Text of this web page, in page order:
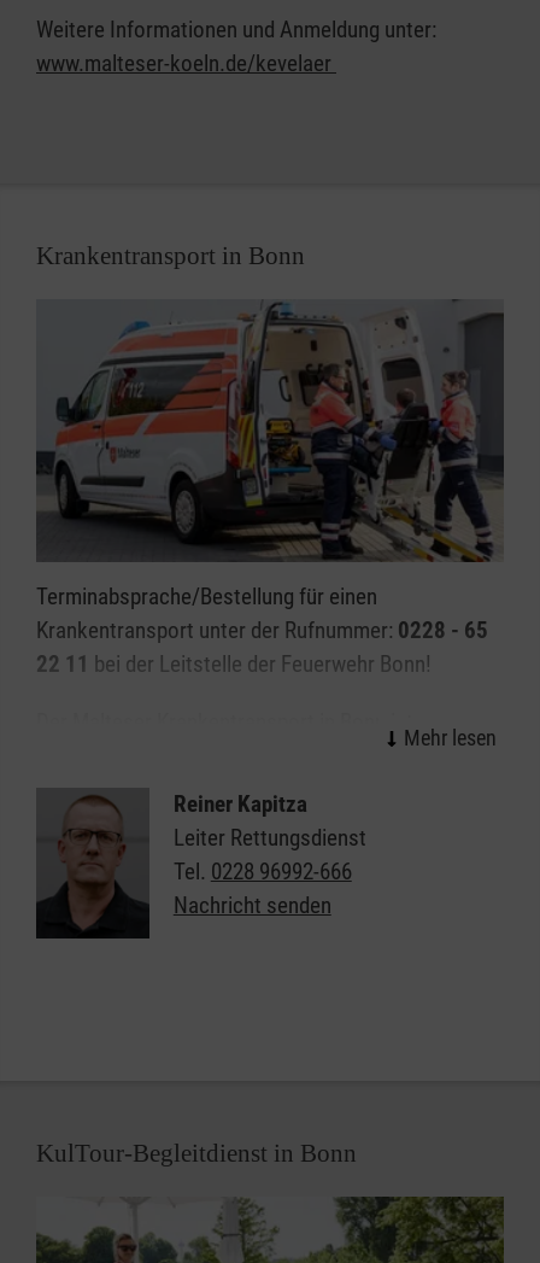
Weitere Informationen und Anmeldung unter:
www.malteser-koeln.de/kevelaer
Krankentransport in Bonn
Terminabsprache/Bestellung für einen
Krankentransport unter der Rufnummer: 0228 - 65
22 11 bei der Leitstelle der Feuerwehr Bonn!
Der Malteser Krankentransport in Bonn ist zur
Stelle, wenn das gesundheitliche Befinden eine Fahrt
mit dem eigenen Auto, den öffentlichen
Verkehrsmitteln oder einem Taxi nicht zulässt, aber
keine akute Erkrankung oder Verletzung vorliegt, die
den Einsatz der Notfallrettung erfordert. Typische
Einsatzfälle sind Fahrten zu einer Ärztin oder einem
Reiner Kapitza
Leiter Rettungsdienst
Tel. 0228 96992-666
Nachricht senden
KulTour-Begleitdienst in Bonn